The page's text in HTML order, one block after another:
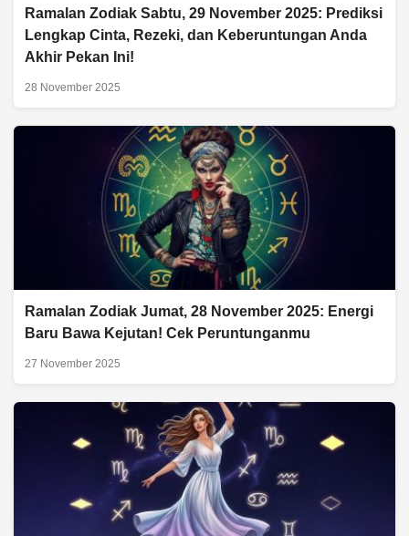
Ramalan Zodiak Sabtu, 29 November 2025: Prediksi
Lengkap Cinta, Rezeki, dan Keberuntungan Anda
Akhir Pekan Ini!
28 November 2025
Ramalan Zodiak Jumat, 28 November 2025: Energi
Baru Bawa Kejutan! Cek Peruntunganmu
27 November 2025